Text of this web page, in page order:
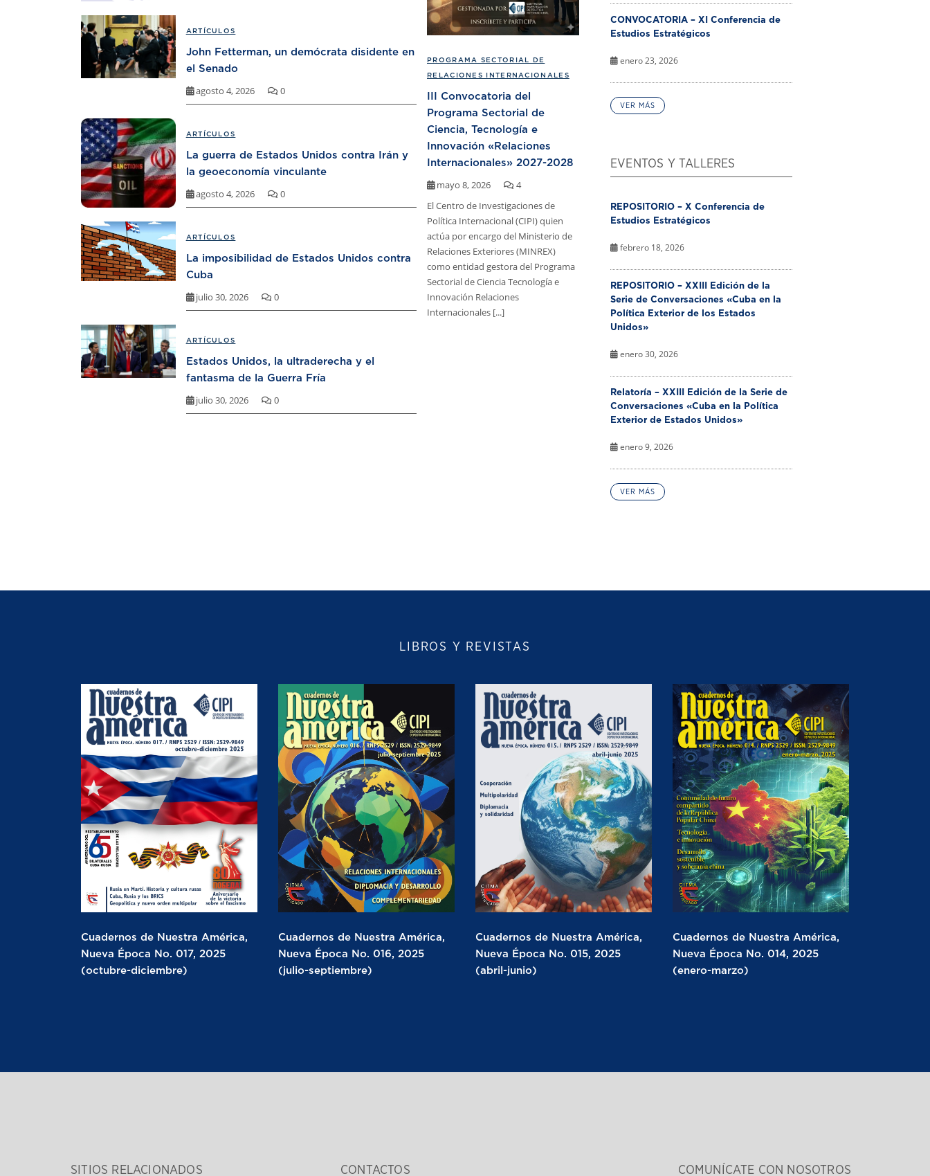
PROGRAMA SECTORIAL DE
RELACIONES INTERNACIONALES
III Convocatoria del
Programa Sectorial de
Ciencia, Tecnología e
Innovación «Relaciones
Internacionales» 2027-2028
mayo 8, 2026
4
El Centro de Investigaciones de
Política Internacional (CIPI) quien
actúa por encargo del Ministerio de
Relaciones Exteriores (MINREX)
como entidad gestora del Programa
Sectorial de Ciencia Tecnología e
Innovación Relaciones
Internacionales [...]
ARTÍCULOS
John Fetterman, un demócrata disidente en
el Senado
agosto 4, 2026 0
ARTÍCULOS
La guerra de Estados Unidos contra Irán y
la geoeconomía vinculante
agosto 4, 2026 0
ARTÍCULOS
La imposibilidad de Estados Unidos contra
Cuba
julio 30, 2026 0
ARTÍCULOS
Estados Unidos, la ultraderecha y el
fantasma de la Guerra Fría
julio 30, 2026 0
CONVOCATORIA – XI Conferencia de
Estudios Estratégicos
enero 23, 2026
VER MÁS
EVENTOS Y TALLERES
REPOSITORIO – X Conferencia de
Estudios Estratégicos
febrero 18, 2026
REPOSITORIO – XXIII Edición de la
Serie de Conversaciones «Cuba en la
Política Exterior de los Estados
Unidos»
enero 30, 2026
Relatoría – XXIII Edición de la Serie de
Conversaciones «Cuba en la Política
Exterior de Estados Unidos»
enero 9, 2026
VER MÁS
LIBROS Y REVISTAS
Cuadernos de Nuestra América,
Nueva Época No. 017, 2025
(octubre-diciembre)
Cuadernos de Nuestra América,
Nueva Época No. 016, 2025
(julio-septiembre)
Cuadernos de Nuestra América,
Nueva Época No. 015, 2025
(abril-junio)
Cuadernos de Nuestra América,
Nueva Época No. 014, 2025
(enero-marzo)
SITIOS RELACIONADOS CONTACTOS COMUNÍCATE CON NOSOTROS